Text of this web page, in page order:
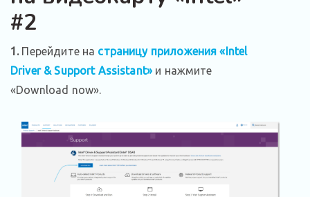
#2
1.Перейдите на страницу приложения «Intel
Driver & Support Assistant» и нажмите
«Download now».